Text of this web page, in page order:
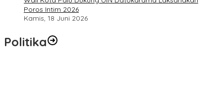
Poros Intim 2026
Kamis, 18 Juni 2026
Politika